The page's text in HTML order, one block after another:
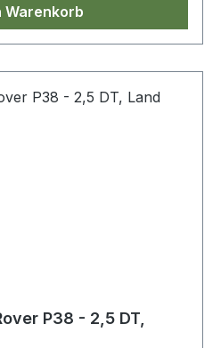
Warenkorb
P38 - 2,5 DT,